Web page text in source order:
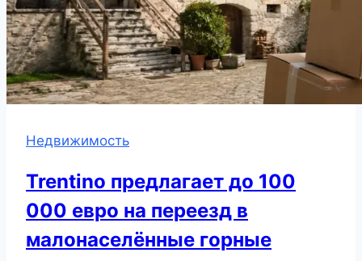
Недвижимость
Trentino предлагает до 100
000 евро на переезд в
малонаселённые горные